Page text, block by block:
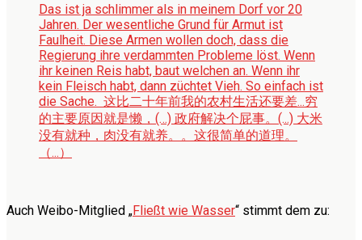
Das ist ja schlimmer als in meinem Dorf vor 20
Jahren. Der wesentliche Grund für Armut ist
Faulheit. Diese Armen wollen doch, dass die
Regierung ihre verdammten Probleme löst. Wenn
ihr keinen Reis habt, baut welchen an. Wenn ihr
kein Fleisch habt, dann züchtet Vieh. So einfach ist
die Sache. 这比二十年前我的农村生活还要差...穷
的主要原因就是懒，(…) 政府解决个屁事。(...) 大米
没有就种，肉没有就养。。这很简单的道理。
（...）
Auch Weibo-Mitglied „Fließt wie Wasser“ stimmt dem zu: